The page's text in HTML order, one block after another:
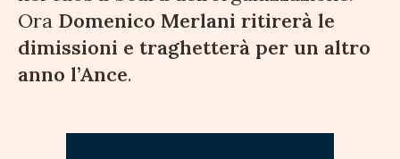
Ora Domenico Merlani ritirerà le
dimissioni e traghetterà per un altro
anno l’Ance.